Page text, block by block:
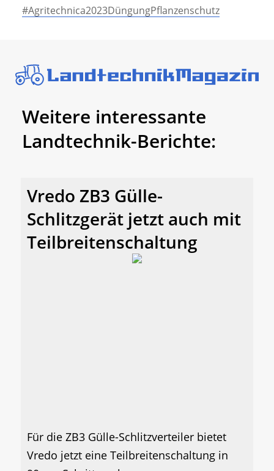
#Agritechnica2023DüngungPflanzenschutz
Weitere interessante
Landtechnik-Berichte:
Vredo ZB3 Gülle-
Schlitzgerät jetzt auch mit
Teilbreitenschaltung
Für die ZB3 Gülle-Schlitzverteiler bietet
Vredo jetzt eine Teilbreitenschaltung in